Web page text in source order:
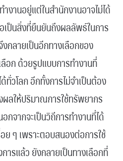
งานอยู่แต่ในสำนักงานอาจไม่ได้
เป็นสิ่งที่ยืนยันถึงผลลัพธ์ในการ
กลายเป็นอีกทางเลือกของ
อก ด้วยรูปแบบการทำงานที่
ทั่วโลก อีกทั้งการไม่จำเป็นต้อง
ผลให้ปริมาณการใช้ทรัพยากร
กจากจะเป็นวิถีการทำงานที่ได้
ๆ เพราะตอบสนองต่อการใช้
ารแล้ว ยังกลายเป็นทางเลือกที่